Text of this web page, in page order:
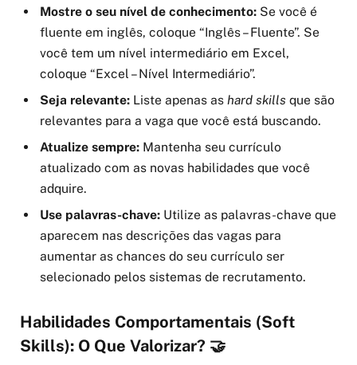
Mostre o seu nível de conhecimento: Se você é
fluente em inglês, coloque “Inglês – Fluente”. Se
você tem um nível intermediário em Excel,
coloque “Excel – Nível Intermediário”.
Seja relevante: Liste apenas as hard skills que são
relevantes para a vaga que você está buscando.
Atualize sempre: Mantenha seu currículo
atualizado com as novas habilidades que você
adquire.
Use palavras-chave: Utilize as palavras-chave que
aparecem nas descrições das vagas para
aumentar as chances do seu currículo ser
selecionado pelos sistemas de recrutamento.
Habilidades Comportamentais (Soft
Skills): O Que Valorizar? 🤝